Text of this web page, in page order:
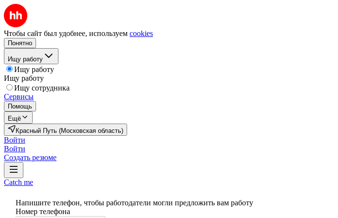
Чтобы сайт был удобнее, используем cookies
Понятно
Ищу работу
Ищу работу
Ищу работу
Ищу сотрудника
Сервисы
Помощь
Ещё
Красный Путь (Московская область)
Войти
Войти
Создать резюме
Catch me
Напишите телефон, чтобы работодатели могли предложить вам работу
Номер телефона